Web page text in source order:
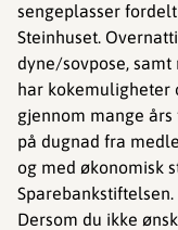
sengeplasser
Steinhuset.
dyne/sovpose,
har kokemuligheter
gjennom mange
på dugnad fra
og med økonomisk
Sparebankstiftelsen.
Dersom du ikke